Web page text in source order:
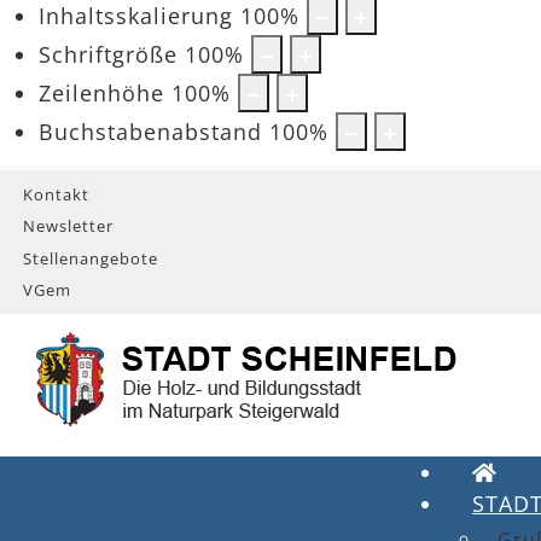
Inhaltsskalierung 100%
Schriftgröße 100%
Zeilenhöhe 100%
Buchstabenabstand 100%
Kontakt
Newsletter
Stellenangebote
VGem